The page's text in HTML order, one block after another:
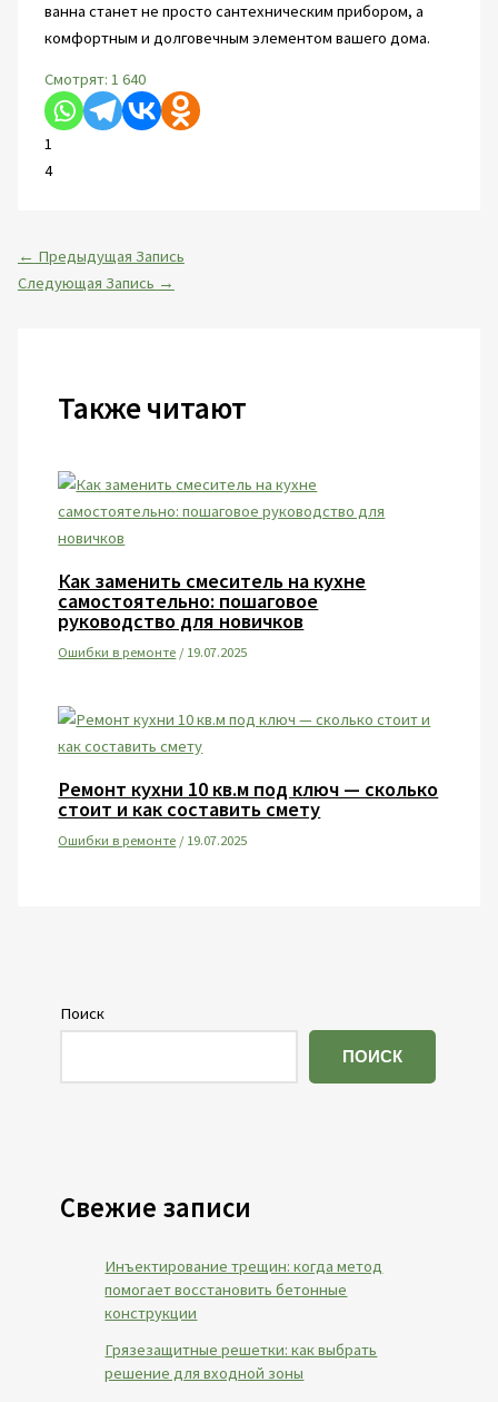
ванна станет не просто сантехническим прибором, а
комфортным и долговечным элементом вашего дома.
Смотрят: 1 640
1
4
← Предыдущая Запись
Следующая Запись →
Также читают
Как заменить смеситель на кухне
самостоятельно: пошаговое
руководство для новичков
Ошибки в ремонте /19.07.2025
Ремонт кухни 10 кв.м под ключ — сколько
стоит и как составить смету
Ошибки в ремонте /19.07.2025
Поиск
ПОИСК
Свежие записи
Инъектирование трещин: когда метод
помогает восстановить бетонные
конструкции
Грязезащитные решетки: как выбрать
решение для входной зоны